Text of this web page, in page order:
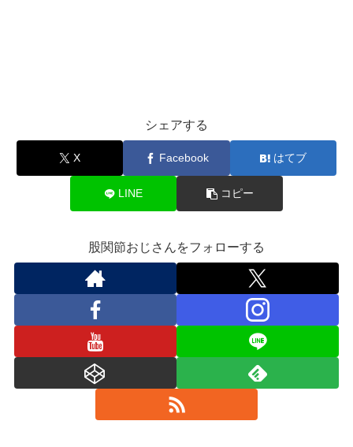
シェアする
X Facebook はてブ
LINE コピー
股関節おじさんをフォローする